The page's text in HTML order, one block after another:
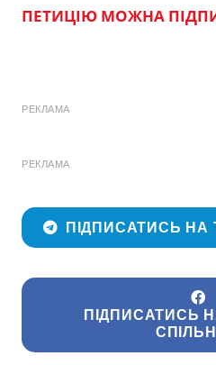
ПЕТИЦІЮ МОЖНА
РЕКЛАМА
РЕКЛАМА
ПІДПИСАТИСЬ НА
ПІДПИСАТИСЬ